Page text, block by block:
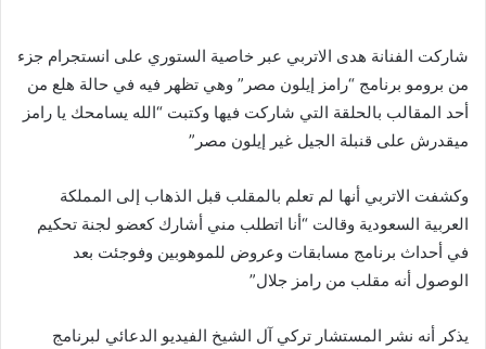
شاركت الفنانة هدى الاتربي عبر خاصية الستوري على انستجرام جزء
من برومو برنامج “رامز إيلون مصر” وهي تظهر فيه في حالة هلع من
أحد المقالب بالحلقة التي شاركت فيها وكتبت “الله يسامحك يا رامز
ميقدرش على قنبلة الجيل غير إيلون مصر”
وكشفت الاتربي أنها لم تعلم بالمقلب قبل الذهاب إلى المملكة
العربية السعودية وقالت “أنا اتطلب مني أشارك كعضو لجنة تحكيم
في أحداث برنامج مسابقات وعروض للموهوبين وفوجئت بعد
الوصول أنه مقلب من رامز جلال”
يذكر أنه نشر المستشار تركي آل الشيخ الفيديو الدعائي لبرنامج